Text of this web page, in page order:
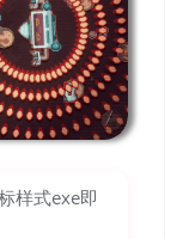
样式exe即